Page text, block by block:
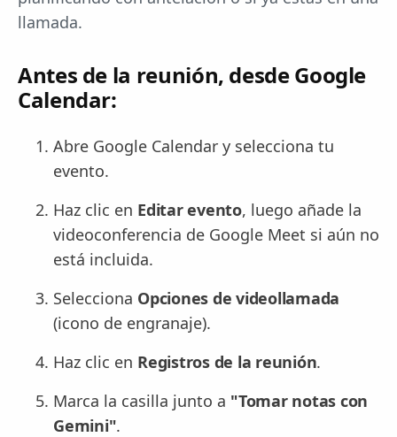
llamada.
Antes de la reunión, desde Google
Calendar:
Abre Google Calendar y selecciona tu
evento.
Haz clic en Editar evento, luego añade la
videoconferencia de Google Meet si aún no
está incluida.
Selecciona Opciones de videollamada
(icono de engranaje).
Haz clic en Registros de la reunión.
Marca la casilla junto a "Tomar notas con
Gemini".